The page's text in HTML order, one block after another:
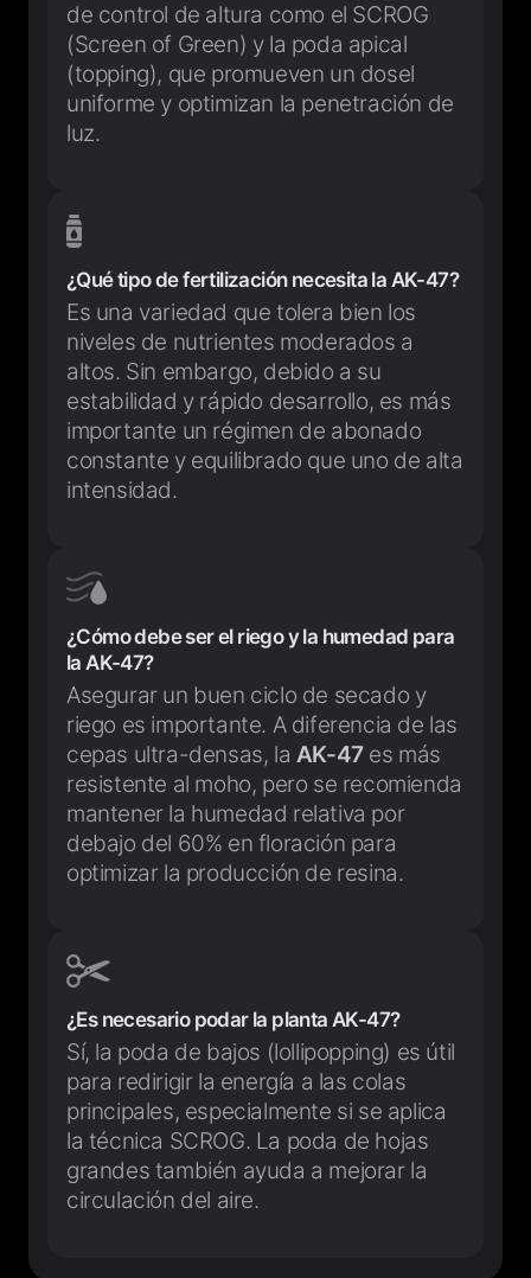
de control de altura como el SCROG
(Screen of Green) y la poda apical
(topping), que promueven un dosel
uniforme y optimizan la penetración de
luz.
¿Qué tipo de fertilización necesita la AK-47?
Es una variedad que tolera bien los
niveles de nutrientes moderados a
altos. Sin embargo, debido a su
estabilidad y rápido desarrollo, es más
importante un régimen de abonado
constante y equilibrado que uno de alta
intensidad.
¿Cómo debe ser el riego y la humedad para
la AK-47?
Asegurar un buen ciclo de secado y
riego es importante. A diferencia de las
cepas ultra-densas, la AK-47es más
resistente al moho, pero se recomienda
mantener la humedad relativa por
debajo del 60% en floración para
optimizar la producción de resina.
¿Es necesario podar la planta AK-47?
Sí, la poda de bajos (lollipopping) es útil
para redirigir la energía a las colas
principales, especialmente si se aplica
la técnica SCROG. La poda de hojas
grandes también ayuda a mejorar la
circulación del aire.